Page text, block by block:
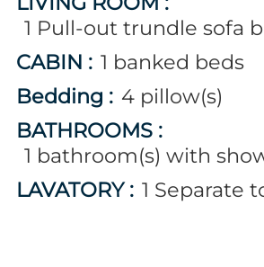
1 Pull-out trundle sofa
CABIN : 1 banked beds
Bedding : 4 pillow(s)
BATHROOMS :
1 bathroom(s) with
LAVATORY: 1 Separate